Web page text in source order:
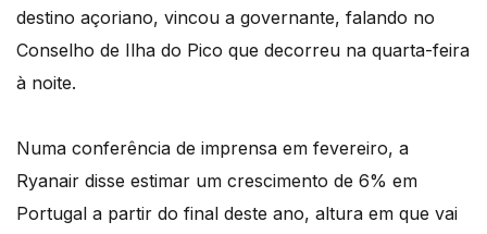
destino açoriano, vincou a governante, falando no
Conselho de Ilha do Pico que decorreu na quarta-feira
à noite.
Numa conferência de imprensa em fevereiro, a
Ryanair disse estimar um crescimento de 6% em
Portugal a partir do final deste ano, altura em que vai